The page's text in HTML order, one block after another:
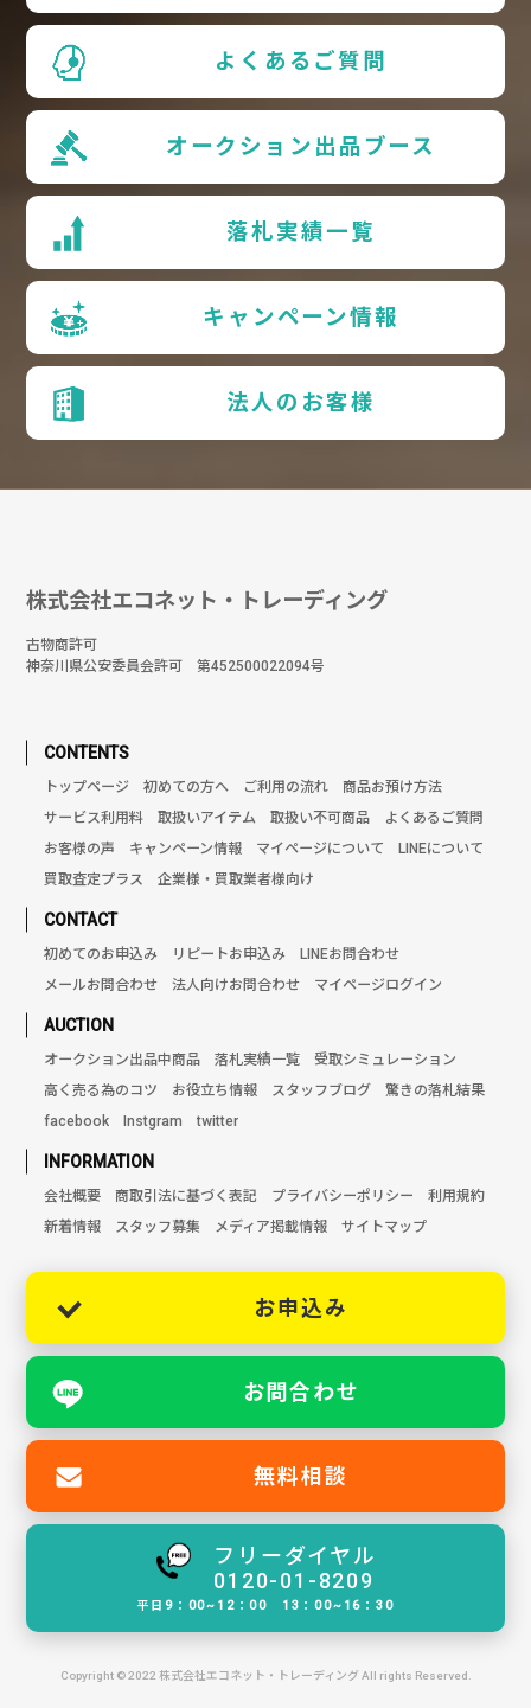
よくあるご質問
オークション出品ブース
落札実績一覧
キャンペーン情報
法人のお客様
株式会社エコネット・トレーディング
古物商許可
神奈川県公安委員会許可 第452500022094号
CONTENTS
トップページ 初めての方へ ご利用の流れ
商品お預け方法
サービス利用料
取扱いアイテム 取扱い不可商品
よくあるご質問
お客様の声
キャンペーン情報 マイページについて
LINEについて
買取査定プラス
企業様・買取業者様向け
CONTACT
初めてのお申込み リピートお申込み
LINEお問合わせ
メールお問合わせ
法人向けお問合わせ マイページログイン
AUCTION
オークション出品中商品 落札実績一覧
受取シミュレーション
高く売る為のコツ
お役立ち情報 スタッフブログ
驚きの落札結果
facebook
Instgram twitter
INFORMATION
会社概要 商取引法に基づく表記 プライバシーポリシー
利用規約
新着情報
スタッフ募集 メディア掲載情報 サイトマップ
お申込み
お問合わせ
無料相談
フリーダイヤル
0120-01-8209
平日9：00~12：00 13：00~16：30
Copyright © 2022 株式会社エコネット・トレーディング All rights Reserved.